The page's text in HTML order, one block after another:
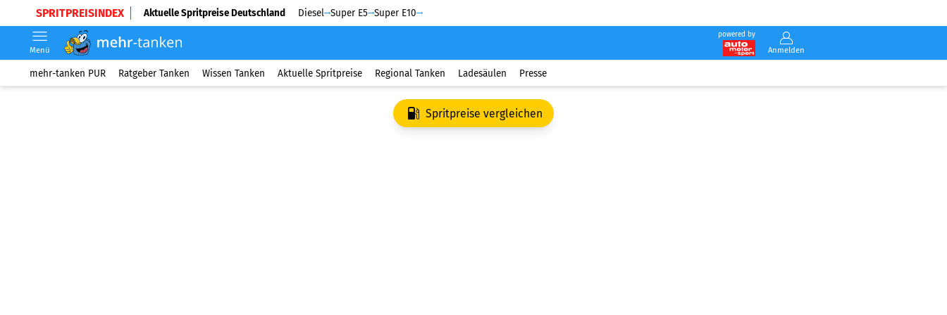
SPRITPREISINDEX Aktuelle Spritpreise Deutschland Diesel Super E5 Super E10
powered by
Anmelden
Menü
mehr-tanken PUR Ratgeber Tanken Wissen Tanken Aktuelle Spritpreise Regional Tanken Ladesäulen Presse
Spritpreise vergleichen